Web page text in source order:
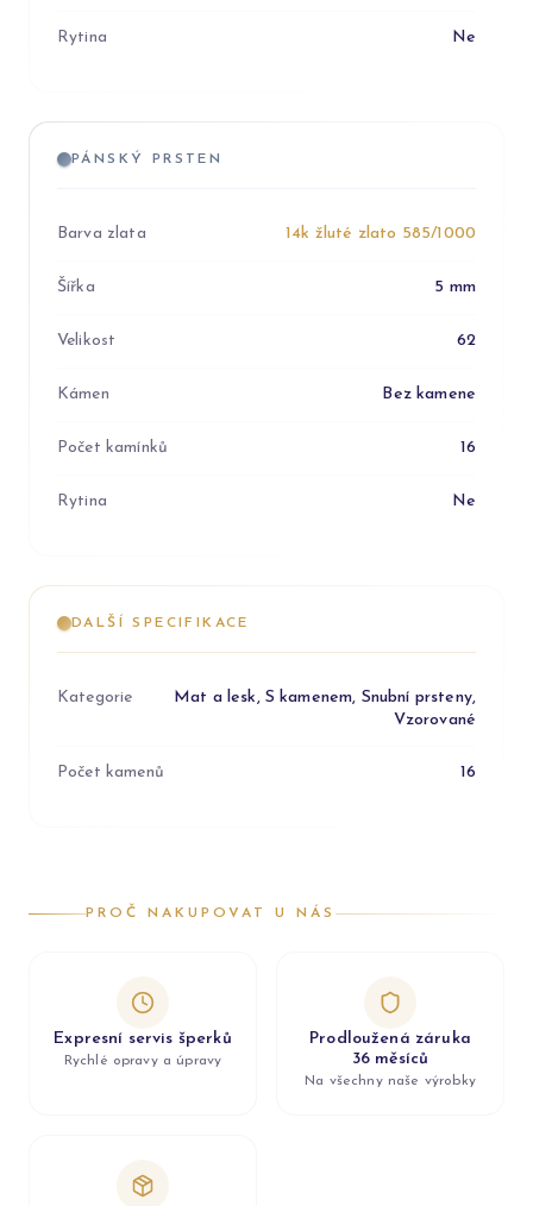
Rytina Ne
PÁNSKÝ PRSTEN
Barva zlata 14k žluté zlato 585/1000
Šířka 5 mm
Velikost 62
Kámen Bez kamene
Počet kamínků 16
Rytina Ne
DALŠÍ SPECIFIKACE
Kategorie
Mat a lesk, S kamenem, Snubní prsteny,
Vzorované
Počet kamenů 16
PROČ NAKUPOVAT U NÁS
Expresní servis šperků
Rychlé opravy a úpravy
Prodloužená záruka
36 měsíců
Na všechny naše výrobky